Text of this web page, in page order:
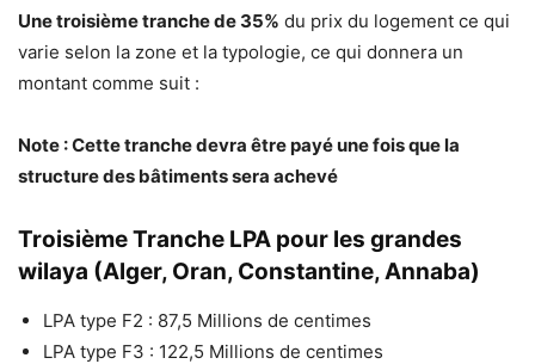
Une troisième tranche de 35% du prix du logement ce qui
varie selon la zone et la typologie, ce qui donnera un
montant comme suit :
Note : Cette tranche devra être payé une fois que la
structure des bâtiments sera achevé
Troisième Tranche LPA pour les grandes
wilaya (Alger, Oran, Constantine, Annaba)
LPA type F2 : 87,5 Millions de centimes
LPA type F3 : 122,5 Millions de centimes